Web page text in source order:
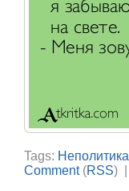
Tags: Неполитика
Comment(RSS) |